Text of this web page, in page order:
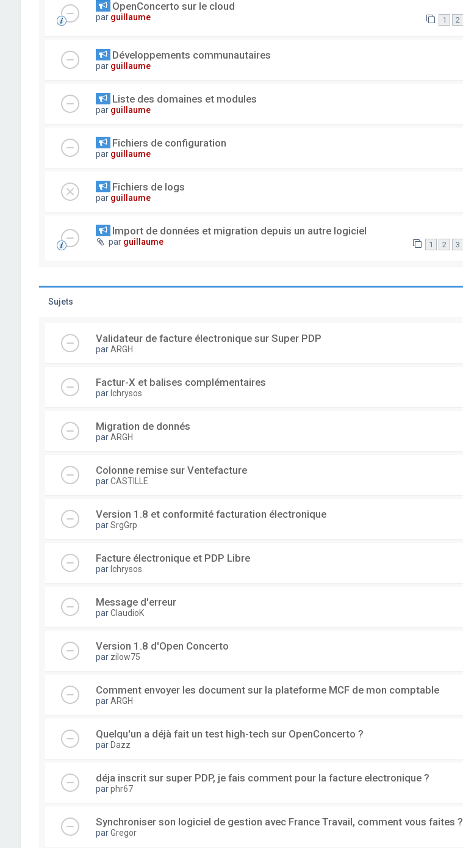
OpenConcerto sur le cloud
par guillaume 1 2
Développements communautaires
par guillaume
Liste des domaines et modules
par guillaume
Fichiers de configuration
par guillaume
Fichiers de logs
par guillaume
Import de données et migration depuis un autre logiciel
par guillaume 1 2 3
Sujets
Validateur de facture électronique sur Super PDP
parARGH
Factur-X et balises complémentaires
par lchrysos
Migration de donnés
parARGH
Colonne remise sur Ventefacture
parCASTILLE
Version 1.8 et conformité facturation électronique
parSrgGrp
Facture électronique et PDP Libre
par lchrysos
Message d'erreur
parClaudioK
Version 1.8 d'Open Concerto
par zilow75
Comment envoyer les document sur la plateforme MCF de mon comptable
parARGH
Quelqu'un a déjà fait un test high-tech sur OpenConcerto ?
par Dazz
déja inscrit sur super PDP, je fais comment pour la facture electronique ?
parphr67
Synchroniser son logiciel de gestion avec France Travail, comment vous faites ?
parGregor